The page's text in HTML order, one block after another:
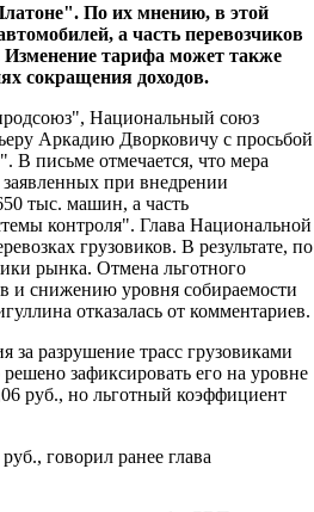
По их мнению, в этой
а часть перевозчиков
Изменение тарифа может также
сокращения доходов.
Национальный союз
Аркадию Дворковичу с просьбой
В письме отмечается, что мера
при внедрении
тыс. машин, а часть
контроля". Глава Национальной
грузовиков. В результате, по
рынка. Отмена льготного
и снижению уровня собираемости
отказалась от комментариев.
разрушение трасс грузовиками
зафиксировать его на уровне
руб., но льготный коэффициент
говорил ранее глава